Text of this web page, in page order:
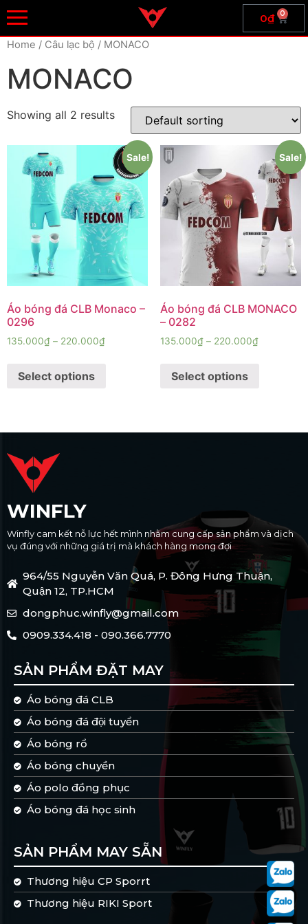
0₫ 0
Home / Câu lạc bộ / MONACO
MONACO
Showing all 2 results
Sale!
Áo bóng đá CLB Monaco –
0296
135.000₫ – 220.000₫
Select options
Sale!
Áo bóng đá CLB MONACO
– 0282
135.000₫– 220.000₫
Select options
WINFLY
Winfly cam kết nỗ lực hết mình nhằm cung cấp sản phẩm và dịch
vụ đúng với những giá trị mà khách hàng mong đợi
964/55 Nguyễn Văn Quá, P. Đông Hưng Thuận,
Quận 12, TP.HCM
dongphuc.winfly@gmail.com
0909.334.418 - 090.366.7770
SẢN PHẨM ĐẶT MAY
Áo bóng đá CLB
Áo bóng đá đội tuyển
Áo bóng rổ
Áo bóng chuyền
Áo polo đồng phục
Áo bóng đá học sinh
SẢN PHẨM MAY SẴN
Thương hiệu CP Sporrt
Thương hiệu RIKI Sport